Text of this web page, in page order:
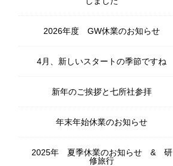
2026年度 GW休業のお知らせ
4月、新しいスタートの季節ですね
新年のご挨拶と七所社参拝
年末年始休業のお知らせ
2025年 夏季休業のお知らせ & 研
修旅行